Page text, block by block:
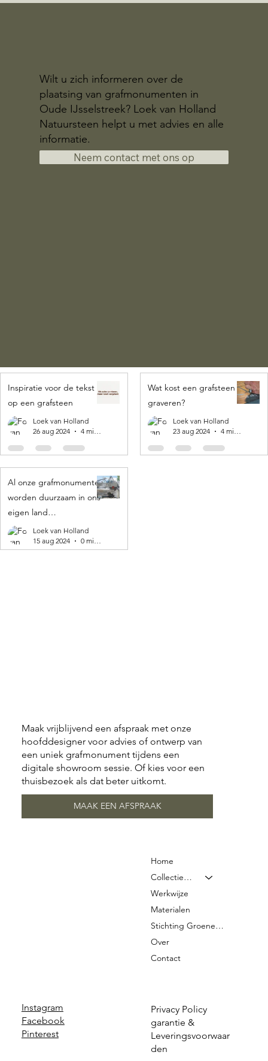
Wilt u zich informeren over de
plaatsing van grafmonumenten in
Oude IJsselstreek? Loek van Holland
Natuursteen helpt u met advies en alle
informatie.
Neem contact met ons op
Inspiratie voor de tekst
op een grafsteen
Loek van Holland
26 aug 2024
4 minuten om te lezen
Wat kost een grafsteen
graveren?
Loek van Holland
23 aug 2024
4 minuten om te lezen
Al onze grafmonumenten
worden duurzaam in ons
eigen land
geproduceerd! 🌍
Loek van Holland
15 aug 2024
0 minuten om te lezen
Instagram
Facebook
Pinterest
Privacy Policy
garantie &
Leveringsvoorwaar
den
Home
Collectie & Prijzen
Werkwijze
Materialen
Stichting Groene Graven
Over
Contact
Maak vrijblijvend een afspraak met onze
hoofddesigner voor advies of ontwerp van
een uniek grafmonument tijdens een
digitale showroom sessie. Of kies voor een
thuisbezoek als dat beter uitkomt.
MAAK EEN AFSPRAAK